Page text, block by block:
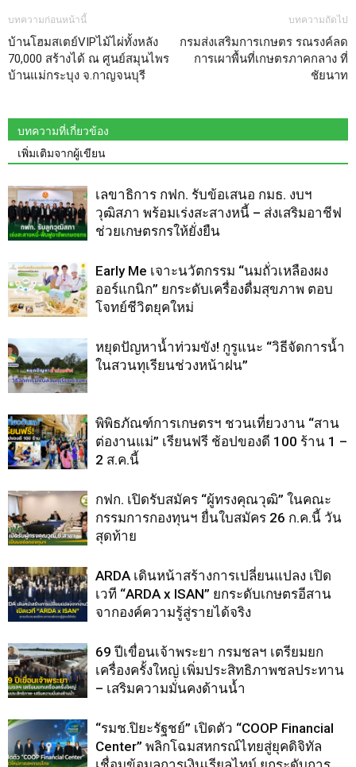
บทความก่อนหน้านี้
บ้านโฮมสเตย์VIPไม้ไผ่ทั้งหลัง
70,000 สร้างได้ ณ ศูนย์สมุนไพร
บ้านแม่กระบุง จ.กาญจนบุรี
บทความถัดไป
กรมส่งเสริมการเกษตร รณรงค์ลด
การเผาพื้นที่เกษตรภาคกลาง ที่
ชัยนาท
บทความที่เกี่ยวข้อง
เพิ่มเติมจากผู้เขียน
เลขาธิการ กฟก. รับข้อเสนอ กมธ. งบฯ
วุฒิสภา พร้อมเร่งสะสางหนี้ – ส่งเสริมอาชีฟ
ช่วยเกษตรกรให้ยั่งยืน
Early Me เจาะนวัตกรรม “นมถั่วเหลืองผง
ออร์แกนิก” ยกระดับเครื่องดื่มสุขภาพ ตอบ
โจทย์ชีวิตยุคใหม่
หยุดปัญหาน้ำท่วมขัง! กูรูแนะ “วิธีจัดการน้ำ
ในสวนทุเรียนช่วงหน้าฝน”
พิพิธภัณฑ์การเกษตรฯ ชวนเที่ยวงาน “สาน
ต่องานแม่” เรียนฟรี ช้อปของดี 100 ร้าน 1 –
2 ส.ค.นี้
กฟก. เปิดรับสมัคร “ผู้ทรงคุณวุฒิ” ในคณะ
กรรมการกองทุนฯ ยื่นใบสมัคร 26 ก.ค.นี้ วัน
สุดท้าย
ARDA เดินหน้าสร้างการเปลี่ยนแปลง เปิด
เวที “ARDA x ISAN” ยกระดับเกษตรอีสาน
จากองค์ความรู้สู่รายได้จริง
69 ปีเขื่อนเจ้าพระยา กรมชลฯ เตรียมยก
เครื่องครั้งใหญ่ เพิ่มประสิทธิภาพชลประทาน
– เสริมความมั่นคงด้านน้ำ
“รมช.ปิยะรัฐชย์” เปิดตัว “COOP Financial
Center” พลิกโฉมสหกรณ์ไทยสู่ยุคดิจิทัล